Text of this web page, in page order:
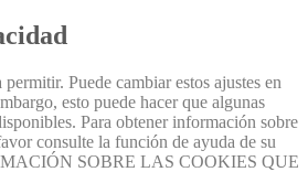
Puede cambiar estos ajustes en
esto puede hacer que algunas
Para obtener información sobre
consulte la función de ayuda de su
SOBRE LAS COOKIES QUE